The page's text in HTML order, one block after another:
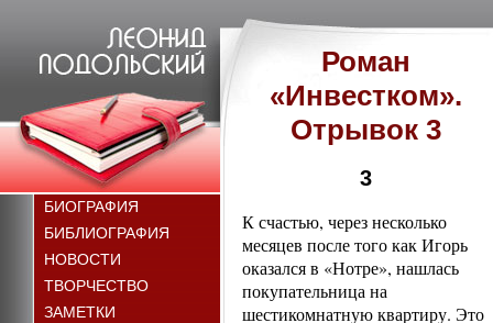
БИОГРАФИЯ
БИБЛИОГРАФИЯ
НОВОСТИ
ТВОРЧЕСТВО
ЗАМЕТКИ
Роман
«Инвестком».
Отрывок 3
3
К счастью, через несколько
месяцев после того как Игорь
оказался в «Нотре», нашлась
покупательница на
шестикомнатную квартиру. Это